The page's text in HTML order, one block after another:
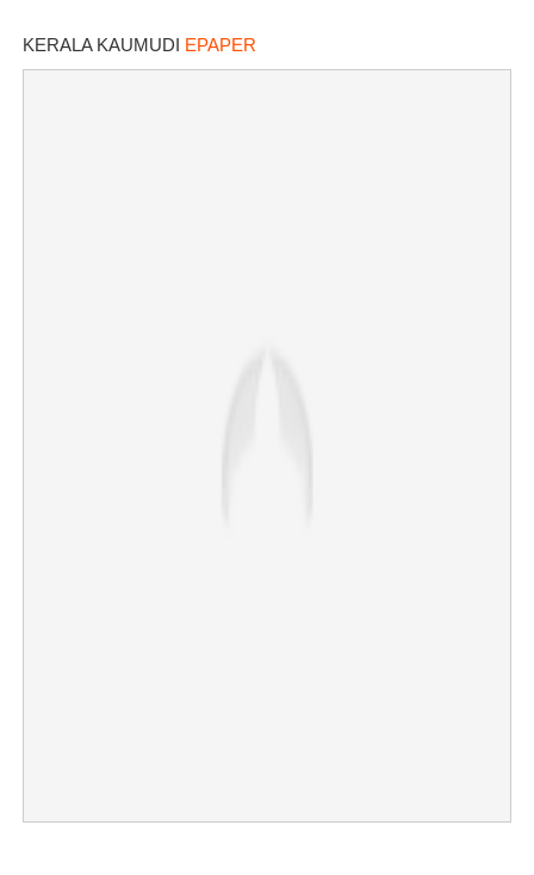
തെളിഞ്ഞത് വൻഗൂഢാലോചന
KERALA KAUMUDI EPAPER